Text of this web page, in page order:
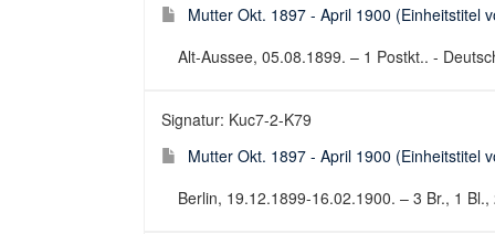
Mutter Okt. 1897 - April 1900 (Einheitstitel
Alt-Aussee, 05.08.1899. – 1 Postkt.. -
Signatur: Kuc7-2-K79
Mutter Okt. 1897 - April 1900 (Einheitstitel
Berlin, 19.12.1899-16.02.1900. – 3 Br., 1